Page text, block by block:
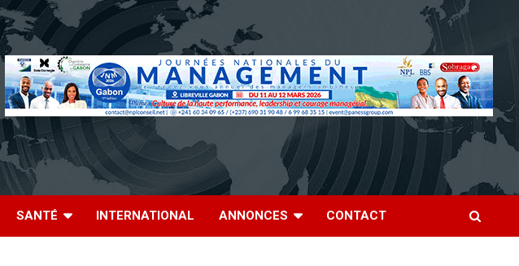
SANTÉ INTERNATIONAL ANNONCES CONTACT